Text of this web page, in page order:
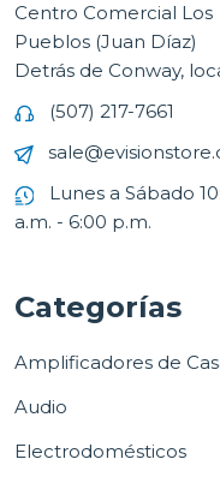
Centro Comercial Los
Pueblos (Juan Díaz)
Detrás de Conway,
(507) 217-7661
Lunes a Sábado
a.m. - 6:00 p.m.
Categorías
Amplificadores de
Audio
Electrodomésticos